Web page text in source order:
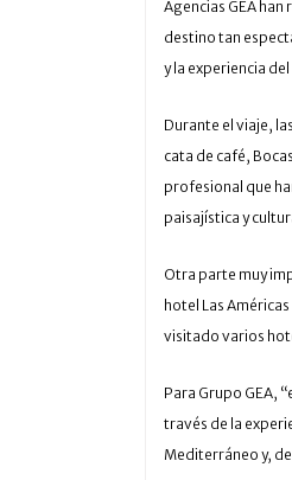
Agencias GEA
destino tan
y la experiencia
Durante el viaje,
cata de café,
profesional que
paisajística y
Otra parte muy
hotel Las
visitado varios
Para Grupo GEA,
través de la
Mediterráneo y,